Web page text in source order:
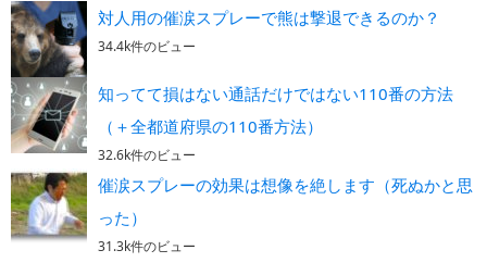
対人用の催涙スプレーで熊は撃退できるのか？
34.4k件のビュー
知ってて損はない通話だけではない110番の方法
（＋全都道府県の110番方法）
32.6k件のビュー
催涙スプレーの効果は想像を絶します（死ぬかと思
った）
31.3k件のビュー